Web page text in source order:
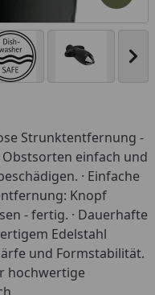
Strunktentfernung -
einfach und
· Einfache
Knopf
- fertig. · Dauerhafte
Edelstahl
und Formstabilität.
hochwertige